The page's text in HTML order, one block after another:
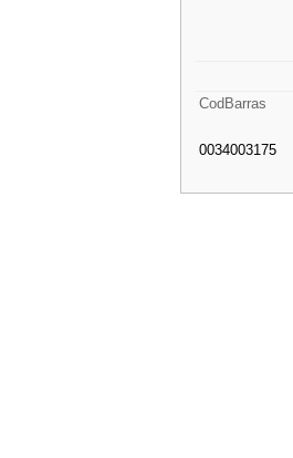
CodBarras
0034003175